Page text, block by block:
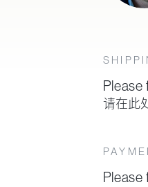
Please
请在此
Please